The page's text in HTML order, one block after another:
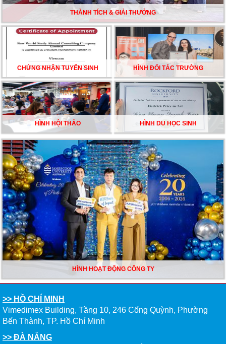
ĐỀU CÓ LÝ DO!!
CHẠM GIẤC MƠ DU HỌC MỸ – BẮT ĐẦU TỪ NGÀY
HỘI GHI DANH & SĂN HỌC BỔNG KỲ SPRING 2026
THÀNH TÍCH & GIẢI THƯỞNG
CHỨNG NHẬN TUYỂN SINH HÌNH ĐỐI TÁC TRƯỜNG
HÌNH HỘI THẢO HÌNH DU HỌC SINH
HÌNH HOẠT ĐỘNG CÔNG TY
>> HỒ CHÍ MINH
Vimedimex Building, Tầng 10, 246 Cống Quỳnh, Phường
Bến Thành, TP. Hồ Chí Minh
>> ĐÀ NẴNG